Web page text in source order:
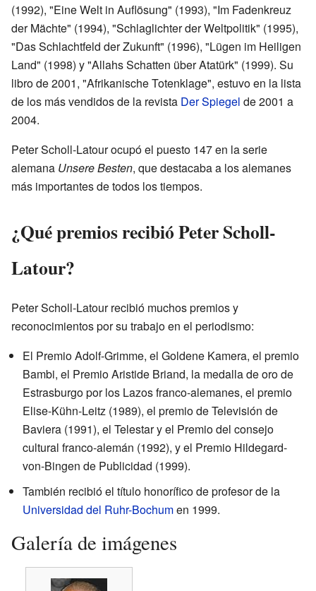
(1992), "Eine Welt in Auflösung" (1993), "Im Fadenkreuz
der Mächte" (1994), "Schlaglichter der Weltpolitik" (1995),
"Das Schlachtfeld der Zukunft" (1996), "Lügen im Heiligen
Land" (1998) y "Allahs Schatten über Atatürk" (1999). Su
libro de 2001, "Afrikanische Totenklage", estuvo en la lista
de los más vendidos de la revista Der Spiegel de 2001 a
2004.
Peter Scholl-Latour ocupó el puesto 147 en la serie
alemana Unsere Besten, que destacaba a los alemanes
más importantes de todos los tiempos.
¿Qué premios recibió Peter Scholl-
Latour?
Peter Scholl-Latour recibió muchos premios y
reconocimientos por su trabajo en el periodismo:
El Premio Adolf-Grimme, el Goldene Kamera, el premio
Bambi, el Premio Aristide Briand, la medalla de oro de
Estrasburgo por los Lazos franco-alemanes, el premio
Elise-Kühn-Leitz (1989), el premio de Televisión de
Baviera (1991), el Telestar y el Premio del consejo
cultural franco-alemán (1992), y el Premio Hildegard-
von-Bingen de Publicidad (1999).
También recibió el título honorífico de profesor de la
Universidad del Ruhr-Bochumen 1999.
Galería de imágenes